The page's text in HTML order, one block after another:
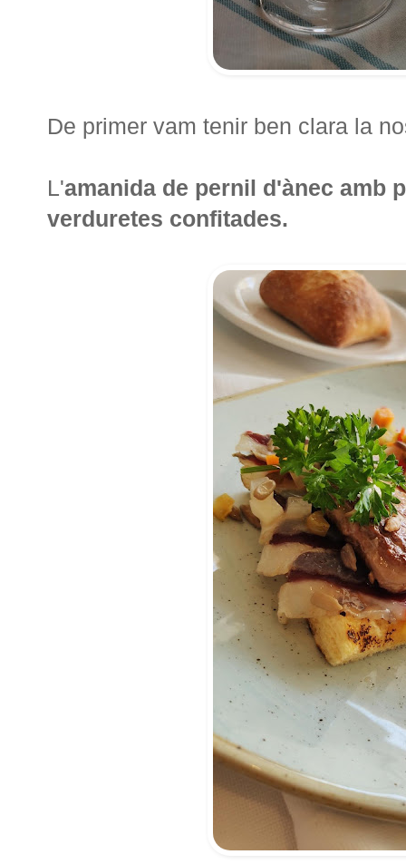
De primer vam tenir ben clara la
L'amanida de pernil d'ànec amb
verduretes confitades.